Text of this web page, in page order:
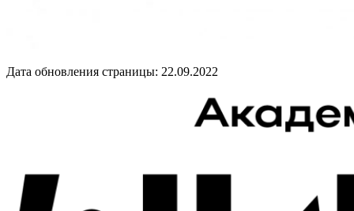
Дата обновления страницы: 22.09.2022